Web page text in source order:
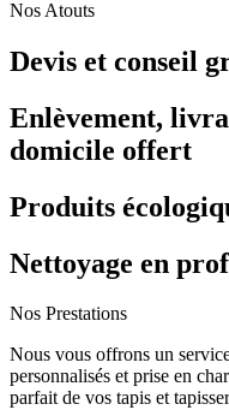
Nos Atouts
Devis et conseil
Enlèvement,
domicile offert
Produits
Nettoyage en
Nos Prestations
Nous vous offrons un
personnalisés et prise en
parfait de vos tapis et